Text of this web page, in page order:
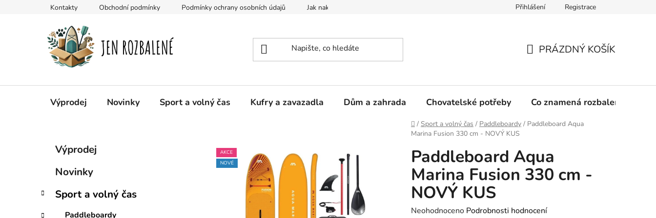
Kontakty Obchodní podmínky Podmínky ochrany osobních údajů Jak nakupovat Přihlášení Registrace
KOŠÍK
PRÁZDNÝ KOŠÍK
Výprodej Novinky Sport a volný čas Kufry a zavazadla Dům a zahrada Chovatelské potřeby Co znamená rozbalené zboží?
Domů
/ Sport a volný čas / Paddleboardy / Paddleboard Aqua
Marina Fusion 330 cm - NOVÝ KUS
r
Přeskočit
kategorie
o
Výprodej
Novinky
Sport a volný čas
Paddleboardy
Paddleboard Aqua
Marina Fusion 330 cm -
NOVÝ KUS
Průměrné
Neohodnoceno Podrobnosti hodnocení
AKCE
NOVÉ